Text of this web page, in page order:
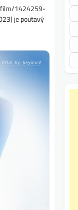
film/1424259-
je poutavý